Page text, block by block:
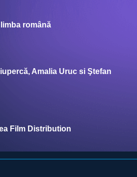
română
Amalia Uruc si Ştefan
Film Distribution